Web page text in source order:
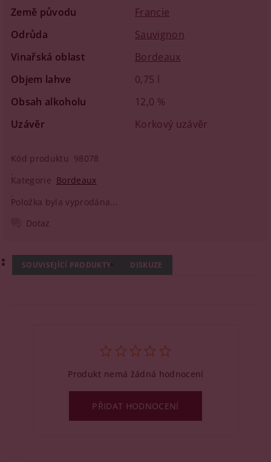
Země původu
Francie
Odrůda
Sauvignon
Vinařská oblast
Bordeaux
Objem lahve
0,75 l
Obsah alkoholu
12,0 %
Uzávěr
Korkový uzávěr
Kód produktu 98078
Kategorie Bordeaux
Položka byla vyprodána...
Dotaz
SOUVISEJÍCÍ PRODUKTY DISKUZE
Produkt nemá žádná hodnocení
PŘIDAT HODNOCENÍ